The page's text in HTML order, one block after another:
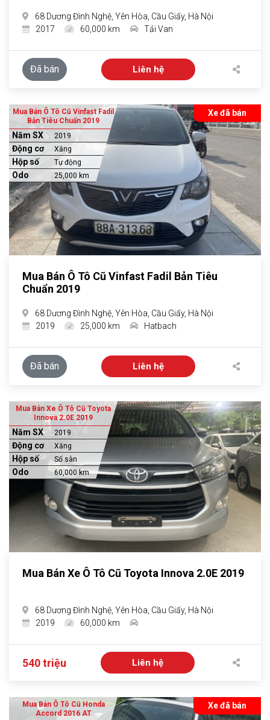
68 Dương Đình Nghệ, Yên Hòa, Cầu Giấy, Hà Nội
2017
60,000 km Tải Van
Đã bán Liên hệ
Xe đã bán
Mua Bán Ô Tô Cũ Vinfast Fadil
Bản Tiêu Chuẩn 2019
Năm SX 2019
Động cơ Xăng
Hộp số Tự động
Odo 25,000 km
Mua Bán Ô Tô Cũ Vinfast Fadil Bản Tiêu
Chuẩn 2019
68 Dương Đình Nghệ, Yên Hòa, Cầu Giấy, Hà Nội
2019
25,000 km Hatbach
Đã bán Liên hệ
Mua Bán Xe Ô Tô Cũ Toyota
Innova 2.0E 2019
Năm SX 2019
Động cơ Xăng
Hộp số Số sàn
Odo 60,000 km
Mua Bán Xe Ô Tô Cũ Toyota Innova 2.0E 2019
68 Dương Đình Nghệ, Yên Hòa, Cầu Giấy, Hà Nội
2019
60,000 km
540 triệu Liên hệ
Xe đã bán
Mua Bán Ô Tô Cũ Honda
Accord 2016 AT